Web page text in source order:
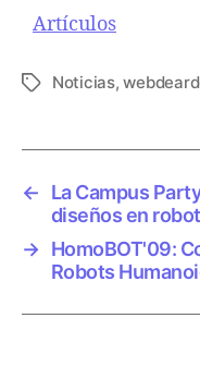
Respecto a
Artículos
E
q
e
a
Noticias,
←
La Campus
diseños en
→ HomoBOT'09:
Robots